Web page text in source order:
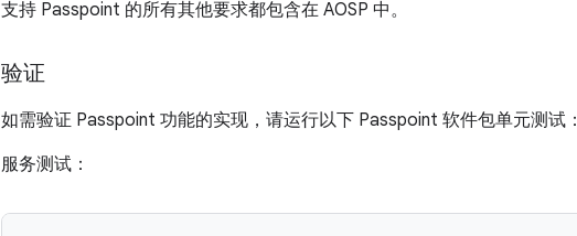
支持 Passpoint 的所有其他要求都包含在 AOSP 中。
验证
如需验证 Passpoint 功能的实现，请运行以下 Passpoint 软件包单元测试：
服务测试：